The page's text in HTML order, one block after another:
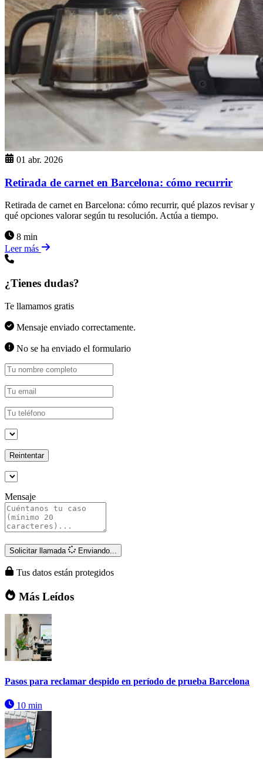
01 abr. 2026
Retirada de carnet en Barcelona: cómo recurrir
Retirada de carnet en Barcelona: cómo recurrir, qué plazos revisar y
qué opciones valorar según tu resolución. Actúa a tiempo.
8 min
Leer más
¿Tienes dudas?
Te llamamos gratis
Mensaje enviado correctamente.
No se ha enviado el formulario
Reintentar
Mensaje
Solicitar llamada Enviando...
Tus datos están protegidos
Más Leídos
Pasos para reclamar despido en período de prueba Barcelona
10 min